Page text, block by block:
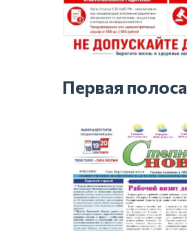
Первая полоса